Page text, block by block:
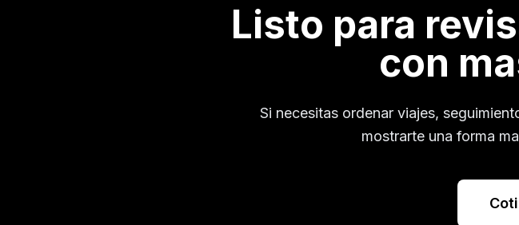
Listo para
con
Si necesitas ordenar viajes,
mostrarte una forma